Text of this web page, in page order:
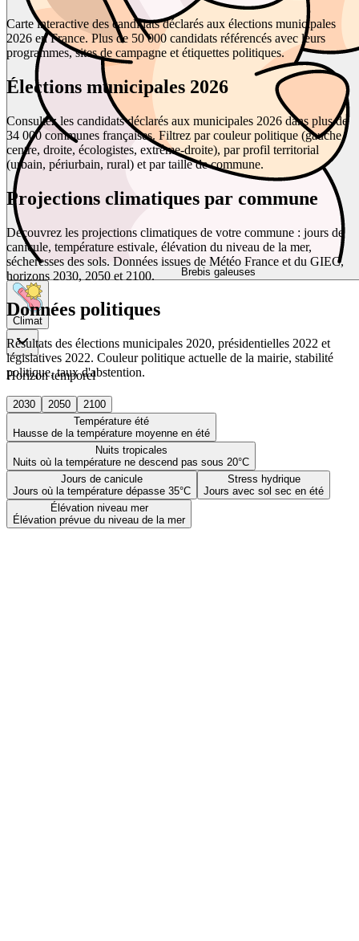
Brebis galeuses
Climat
Horizon temporel
2030 2050
2100
Température été
Hausse de la température moyenne en été
Nuits tropicales
Nuits où la température ne descend pas sous 20°C
Jours de canicule
Jours où la température dépasse 35°C
Stress hydrique
Jours avec sol sec en été
Élévation niveau mer
Élévation prévue du niveau de la mer
Carte interactive des candidats déclarés aux élections municipales
2026 en France. Plus de 50 000 candidats référencés avec leurs
programmes, sites de campagne et étiquettes politiques.
Élections municipales 2026
Consultez les candidats déclarés aux municipales 2026 dans plus de
34 000 communes françaises. Filtrez par couleur politique (gauche,
centre, droite, écologistes, extrême-droite), par profil territorial
(urbain, périurbain, rural) et par taille de commune.
Projections climatiques par commune
Découvrez les projections climatiques de votre commune : jours de
canicule, température estivale, élévation du niveau de la mer,
sécheresses des sols. Données issues de Météo France et du GIEC,
horizons 2030, 2050 et 2100.
Données politiques
Résultats des élections municipales 2020, présidentielles 2022 et
législatives 2022. Couleur politique actuelle de la mairie, stabilité
politique, taux d'abstention.